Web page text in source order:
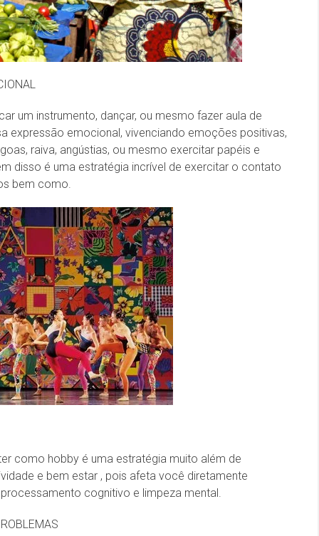
um instrumento, dançar, ou mesmo fazer aula de
expressão emocional, vivenciando emoções positivas,
raiva, angústias, ou mesmo exercitar papéis e
disso é uma estratégia incrível de exercitar o contato
bem como.
como hobby é uma estratégia muito além de
e bem estar , pois afeta você diretamente
cognitivo e limpeza mental.